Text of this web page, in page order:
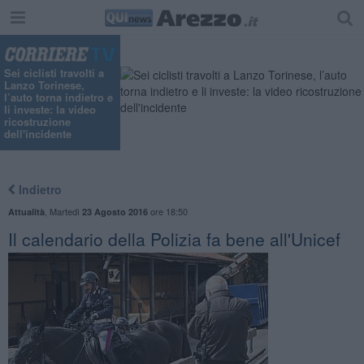
Sei ciclisti travolti a
Lanzo Torinese,
l’auto torna indietro e
li investe: la video
ricostruzione
dell'incidente
Indietro
Attualità Martedì 23 Agosto 2016ore 18:50
Il calendario della Polizia fa bene all'Unicef